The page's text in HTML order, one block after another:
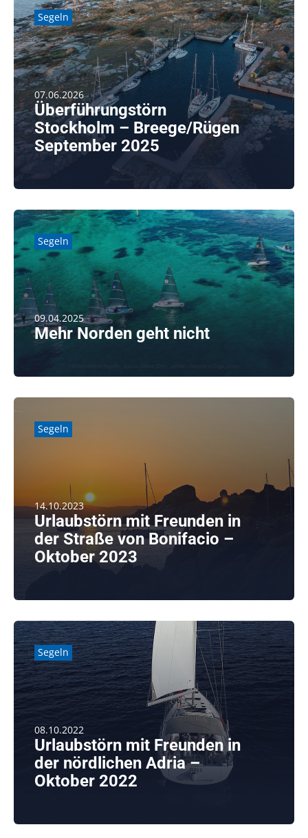
Segeln
07.06.2026
Überführungstörn
Stockholm – Breege/Rügen
September 2025
Segeln
09.04.2025
Mehr Norden geht nicht
Segeln
14.10.2023
Urlaubstörn mit Freunden in
der Straße von Bonifacio –
Oktober 2023
Segeln
08.10.2022
Urlaubstörn mit Freunden in
der nördlichen Adria –
Oktober 2022